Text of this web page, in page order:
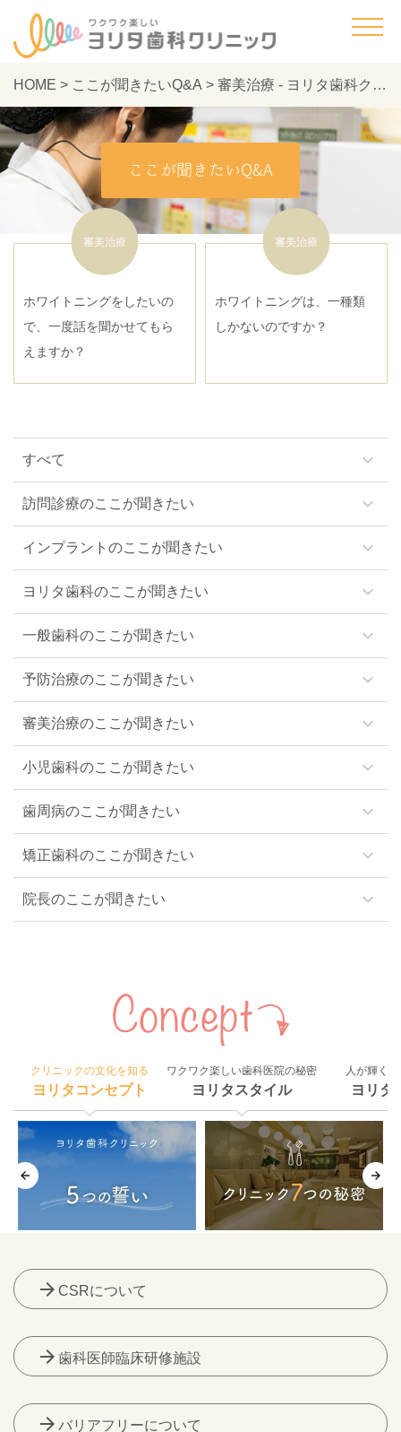
HOME > ここが聞きたいQ&A > 審美治療 - ヨリタ歯科クリニック
ここが聞きたいQ&A
審美治療
ホワイトニングをしたいの
で、一度話を聞かせてもら
えますか？
審美治療
ホワイトニングは、一種類
しかないのですか？
すべて keyboard_arrow_down
訪問診療のここが聞きたい keyboard_arrow_down
インプラントのここが聞きたい keyboard_arrow_down
ヨリタ歯科のここが聞きたい keyboard_arrow_down
一般歯科のここが聞きたい keyboard_arrow_down
予防治療のここが聞きたい keyboard_arrow_down
審美治療のここが聞きたい keyboard_arrow_down
小児歯科のここが聞きたい keyboard_arrow_down
歯周病のここが聞きたい keyboard_arrow_down
矯正歯科のここが聞きたい keyboard_arrow_down
院長のここが聞きたい keyboard_arrow_down
クリニックの文化を知る
ヨリタコンセプト
ワクワク楽しい歯科医院の秘密
ヨリタスタイル
人が輝く
ヨリタ
arrow_forward CSRについて
arrow_forward 歯科医師臨床研修施設
arrow_forward バリアフリーについて